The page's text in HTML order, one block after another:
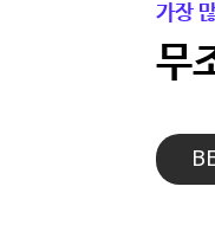
가장
무